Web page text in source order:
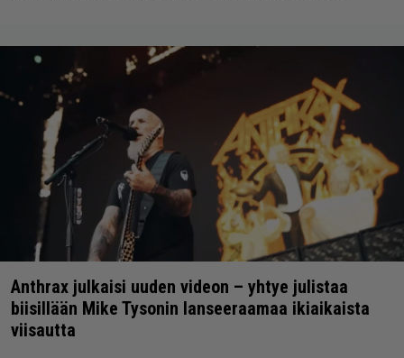
Anthrax julkaisi uuden videon – yhtye julistaa
biisillään Mike Tysonin lanseeraamaa ikiaikaista
viisautta